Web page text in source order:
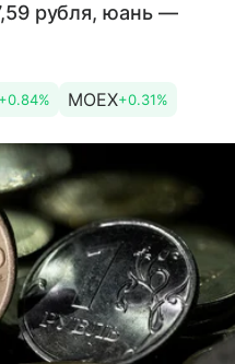
рубля, юань —
+0.84% MOEX+0.31%